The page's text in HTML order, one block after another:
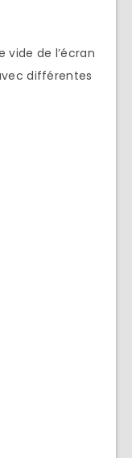
vide de l’écran
différentes